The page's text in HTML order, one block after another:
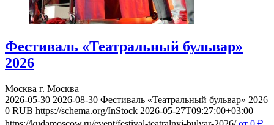
Фестиваль «Театральный бульвар»
2026
Москва г. Москва
2026-05-30 2026-08-30 Фестиваль «Театральный бульвар» 2026
0 RUB https://schema.org/InStock 2026-05-27T09:27:00+03:00